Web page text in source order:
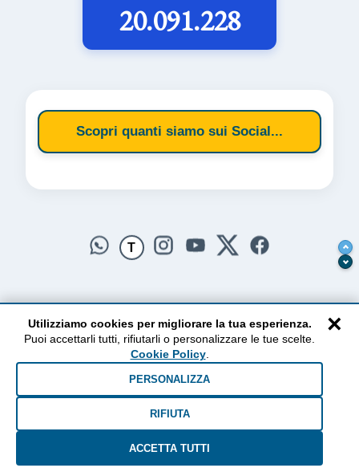
20.091.228
Scopri quanti siamo sui Social...
T
AlzogliOcchiversoilCielo
Dal 2010 ad oggi • Testi e pensieri tra terra e cielo
×
Utilizziamo cookies per migliorare la tua esperienza.
Puoi accettarli tutti, rifiutarli o personalizzare le tue scelte.
Cookie Policy.
PERSONALIZZA
RIFIUTA
ACCETTA TUTTI